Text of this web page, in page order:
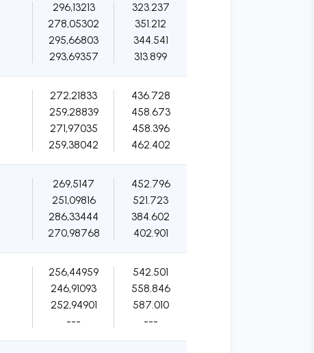
296,13213
278,05302
295,66803
293,69357
323.237
351.212
344.541
313.899
272,21833
259,28839
271,97035
259,38042
436.728
458.673
458.396
462.402
269,5147
251,09816
286,33444
270,98768
452.796
521.723
384.602
402.901
256,44959
246,91093
252,94901
---
542.501
558.846
587.010
---